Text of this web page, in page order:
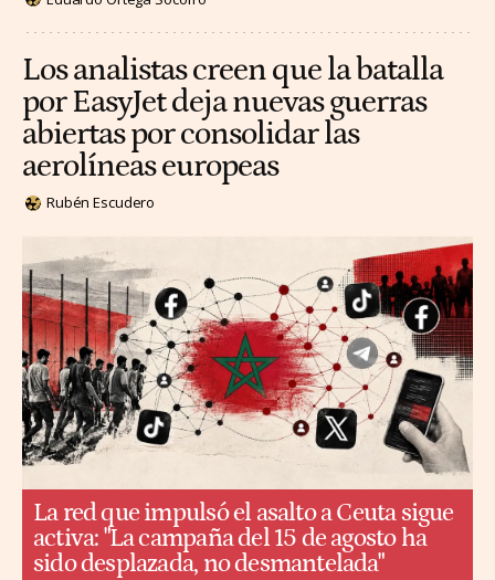
Los analistas creen que la batalla
por EasyJet deja nuevas guerras
abiertas por consolidar las
aerolíneas europeas
Rubén Escudero
La red que impulsó el asalto a Ceuta sigue
activa: "La campaña del 15 de agosto ha
sido desplazada, no desmantelada"